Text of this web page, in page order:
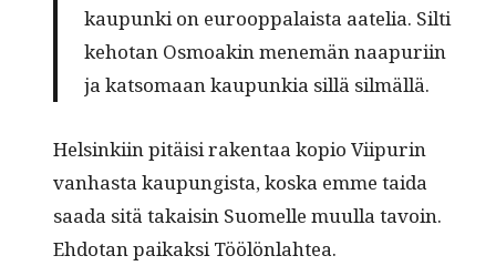
kaupun­ki on euroop­palaista aatelia. Silti
kehotan Osmoakin men­emän naa­puri­in
ja kat­so­maan kaupunkia sil­lä silmällä.
Helsinki­in pitäisi rak­en­taa kopio Viipurin
van­has­ta kaupungista, kos­ka emme tai­da
saa­da sitä takaisin Suomelle muul­la tavoin.
Ehdotan paikak­si Töölönlahtea.